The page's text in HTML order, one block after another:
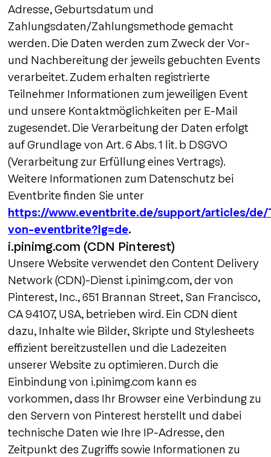
Adresse, Geburtsdatum und
Zahlungsdaten/Zahlungsmethode gemacht
werden. Die Daten werden zum Zweck der Vor-
und Nachbereitung der jeweils gebuchten Events
verarbeitet. Zudem erhalten registrierte
Teilnehmer Informationen zum jeweiligen Event
und unsere Kontaktmöglichkeiten per E-Mail
zugesendet. Die Verarbeitung der Daten erfolgt
auf Grundlage von Art. 6 Abs. 1 lit. b DSGVO
(Verarbeitung zur Erfüllung eines Vertrags).
Weitere Informationen zum Datenschutz bei
Eventbrite finden Sie unter
https://www.eventbrite.de/support/articles/
von-eventbrite?lg=de.
i.pinimg.com (CDN Pinterest)
Unsere Website verwendet den Content Delivery
Network (CDN)-Dienst i.pinimg.com, der von
Pinterest, Inc., 651 Brannan Street, San Francisco,
CA 94107, USA, betrieben wird. Ein CDN dient
dazu, Inhalte wie Bilder, Skripte und Stylesheets
effizient bereitzustellen und die Ladezeiten
unserer Website zu optimieren. Durch die
Einbindung von i.pinimg.com kann es
vorkommen, dass Ihr Browser eine Verbindung zu
den Servern von Pinterest herstellt und dabei
technische Daten wie Ihre IP-Adresse, den
Zeitpunkt des Zugriffs sowie Informationen zu